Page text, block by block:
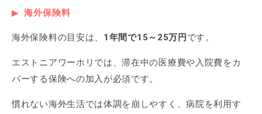
海外保険料
海外保険料の目安は、 1年間で15～25万円 です。
エストニアワーホリでは、滞在中の医療費や入院費をカ
バーする保険への加入が必須です。
慣れない海外生活では体調を崩しやすく、病院を利用す